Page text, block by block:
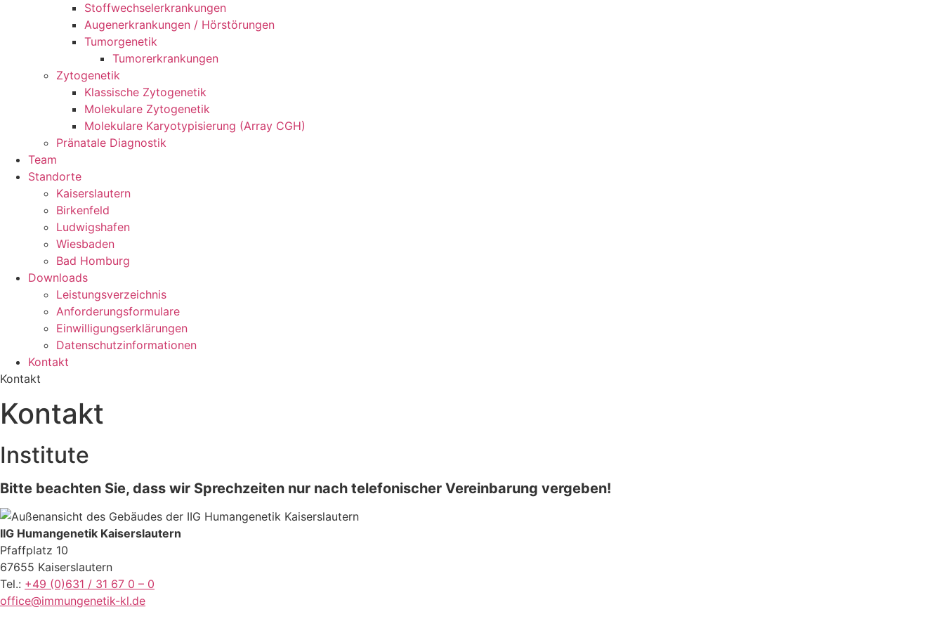
Stoffwechselerkrankungen
Augenerkrankungen / Hörstörungen
Tumorgenetik
Tumorerkrankungen
Zytogenetik
Klassische Zytogenetik
Molekulare Zytogenetik
Molekulare Karyotypisierung (Array CGH)
Pränatale Diagnostik
Team
Standorte
Kaiserslautern
Birkenfeld
Ludwigshafen
Wiesbaden
Bad Homburg
Downloads
Leistungsverzeichnis
Anforderungsformulare
Einwilligungserklärungen
Datenschutzinformationen
Kontakt
Kontakt
Kontakt
Institute
Bitte beachten Sie, dass wir Sprechzeiten nur nach telefonischer Vereinbarung vergeben!
IIG Humangenetik Kaiserslautern
Pfaffplatz 10
67655 Kaiserslautern
Tel.: +49 (0)631 / 31 67 0 – 0
office@immungenetik-kl.de